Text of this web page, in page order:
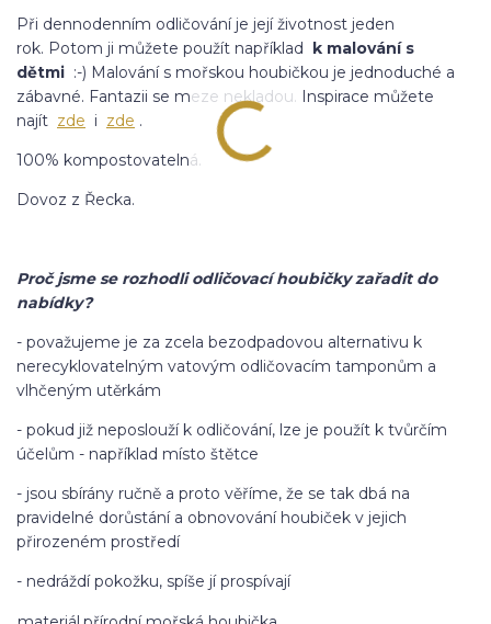
Při dennodenním odličování je její životnost jeden
rok. Potom ji můžete použít například k malování s
dětmi :-) Malování s mořskou houbičkou je jednoduché a
zábavné. Fantazii se meze nekladou. Inspirace můžete
najít zde i zde .
100% kompostovatelná.
Dovoz z Řecka.
Proč jsme se rozhodli odličovací houbičky zařadit do
nabídky?
- považujeme je za zcela bezodpadovou alternativu k
nerecyklovatelným vatovým odličovacím tamponům a
vlhčeným utěrkám
- pokud již neposlouží k odličování, lze je použít k tvůrčím
účelům - například místo štětce
- jsou sbírány ručně a proto věříme, že se tak dbá na
pravidelné dorůstání a obnovování houbiček v jejich
přirozeném prostředí
- nedráždí pokožku, spíše jí prospívají